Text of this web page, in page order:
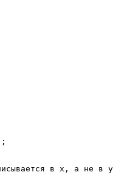
в х, а не в у